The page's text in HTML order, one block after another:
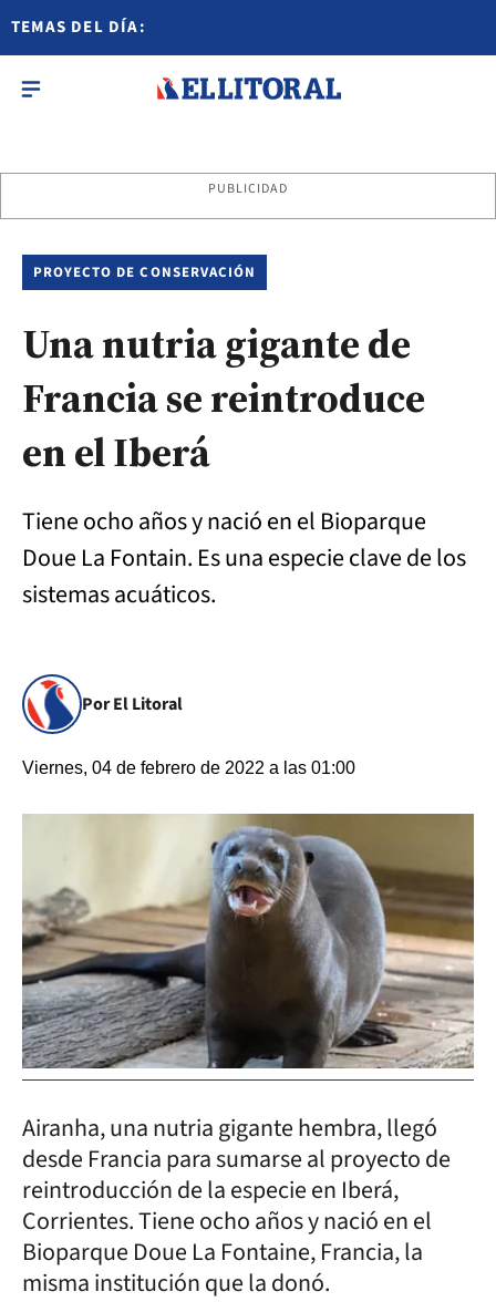
TEMAS DEL DÍA:
PUBLICIDAD
PROYECTO DE CONSERVACIÓN
Una nutria gigante de
Francia se reintroduce
en el Iberá
Tiene ocho años y nació en el Bioparque
Doue La Fontain. Es una especie clave de los
sistemas acuáticos.
Por El Litoral
Viernes, 04 de febrero de 2022 a las 01:00
Airanha, una nutria gigante hembra, llegó
desde Francia para sumarse al proyecto de
reintroducción de la especie en Iberá,
Corrientes. Tiene ocho años y nació en el
Bioparque Doue La Fontaine, Francia, la
misma institución que la donó.